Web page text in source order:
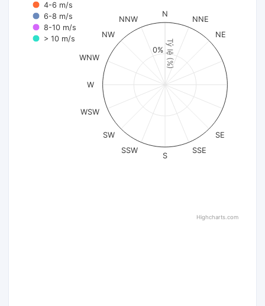
Tỷ lệ (%)
4-6 m/s
6-8 m/s
8-10 m/s
> 10 m/s
N
NNE
NE
SE
SSE
S
SSW
SW
WSW
W
WNW
NW
NNW
0%
Highcharts.com